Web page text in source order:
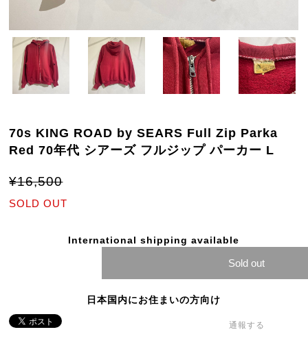
70s KING ROAD by SEARS Full Zip Parka
Red 70年代 シアーズ フルジップ パーカー L
¥16,500
SOLD OUT
International shipping available
Sold out
日本国内にお住まいの方向け
通報する